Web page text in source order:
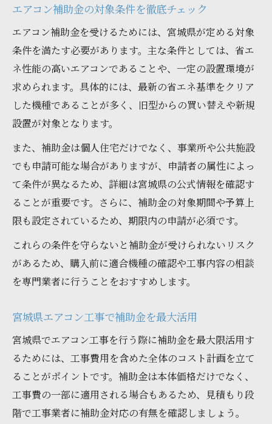
エアコン補助金の対象条件を徹底チェック
エアコン補助金を受けるためには、宮城県が定める対象
条件を満たす必要があります。主な条件としては、省エ
ネ性能の高いエアコンであることや、一定の設置環境が
求められます。具体的には、最新の省エネ基準をクリア
した機種であることが多く、旧型からの買い替えや新規
設置が対象となります。
また、補助金は個人住宅だけでなく、事業所や公共施設
でも申請可能な場合がありますが、申請者の属性によっ
て条件が異なるため、詳細は宮城県の公式情報を確認す
ることが重要です。さらに、補助金の対象期間や予算上
限も設定されているため、期限内の申請が必須です。
これらの条件を守らないと補助金が受けられないリスク
があるため、購入前に適合機種の確認や工事内容の相談
を専門業者に行うことをおすすめします。
宮城県エアコン工事で補助金を最大活用
宮城県でエアコン工事を行う際に補助金を最大限活用す
るためには、工事費用を含めた全体のコスト計画を立て
ることがポイントです。補助金は本体価格だけでなく、
工事費の一部に適用される場合もあるため、見積もり段
階で工事業者に補助金対応の有無を確認しましょう。